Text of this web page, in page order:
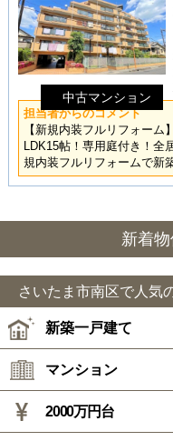
中古マンション
担当者からのコメント
【新規内装フルリフォーム
LDK15帖！専用庭付き！全
規内装フルリフォームで新
新着
さいたま市南区で人気
新築一戸建て
マンション
2000万円台